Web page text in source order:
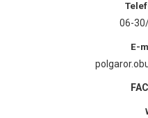
06-
E-